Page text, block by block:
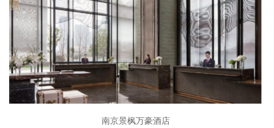
南京景枫万豪酒店